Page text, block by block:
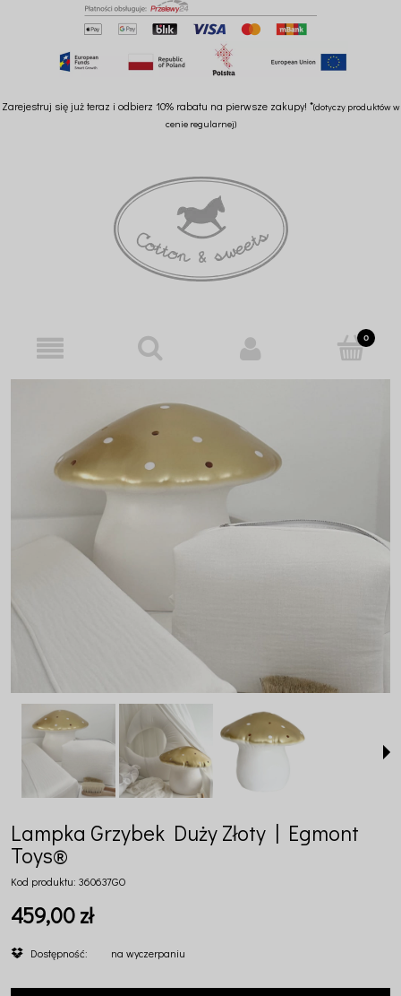
Zarejestruj się już teraz i odbierz 10% rabatu na pierwsze zakupy! *(dotyczy produktów w
cenie regularnej)
Lampka Grzybek Duży Złoty | Egmont
Toys®
Kod produktu: 360637GO
459,00 zł
Dostępność: na wyczerpaniu